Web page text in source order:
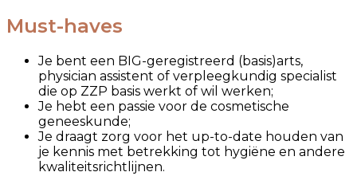
Must-haves
Je bent een BIG-geregistreerd (basis)arts,
physician assistent of verpleegkundig specialist
die op ZZP basis werkt of wil werken;
Je hebt een passie voor de cosmetische
geneeskunde;
Je draagt zorg voor het up-to-date houden van
je kennis met betrekking tot hygiëne en andere
kwaliteitsrichtlijnen.